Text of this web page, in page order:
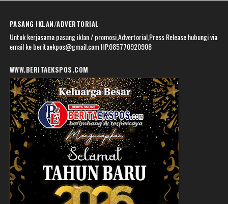
PASANG IKLAN/ADVERTORIAL
Untuk kerjasama pasang iklan / promosi,Advertorial,Press Release hubungi via
email ke beritaekpos@gmail.com HP.085770920908
WWW.BERITAEKSPOS.COM